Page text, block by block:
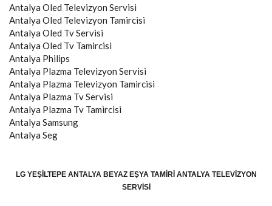
Antalya Oled Televizyon Servisi
Antalya Oled Televizyon Tamircisi
Antalya Oled Tv Servisi
Antalya Oled Tv Tamircisi
Antalya Philips
Antalya Plazma Televizyon Servisi
Antalya Plazma Televizyon Tamircisi
Antalya Plazma Tv Servisi
Antalya Plazma Tv Tamircisi
Antalya Samsung
Antalya Seg
LG YEŞILTEPE ANTALYA BEYAZ EŞYA TAMIRI ANTALYA TELEVIZYON
SERVISI